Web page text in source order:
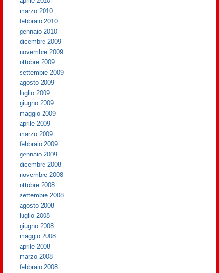
marzo 2010
febbraio 2010
gennaio 2010
dicembre 2009
novembre 2009
ottobre 2009
settembre 2009
agosto 2009
luglio 2009
giugno 2009
maggio 2009
aprile 2009
marzo 2009
febbraio 2009
gennaio 2009
dicembre 2008
novembre 2008
ottobre 2008
settembre 2008
agosto 2008
luglio 2008
giugno 2008
maggio 2008
aprile 2008
marzo 2008
febbraio 2008